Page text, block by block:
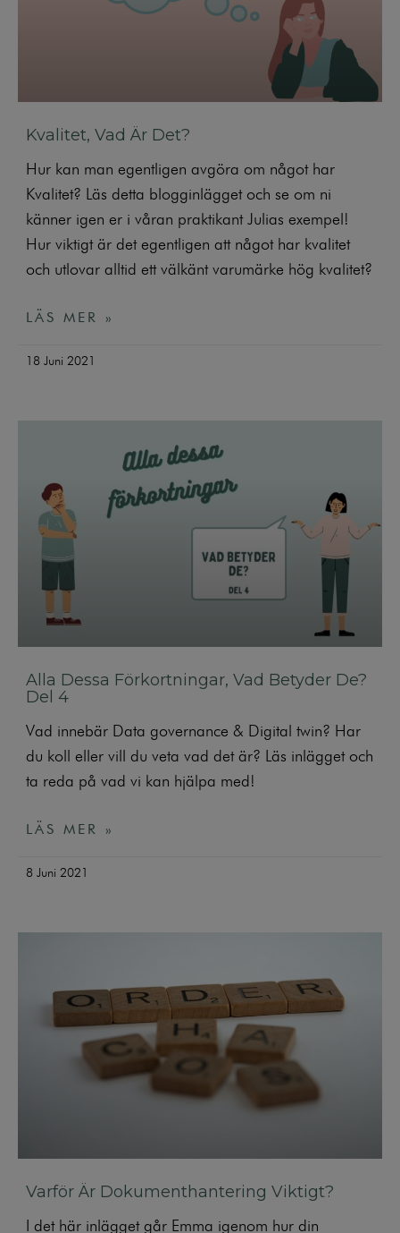
Kvalitet, Vad Är Det?
Hur kan man egentligen avgöra om något har
Kvalitet? Läs detta blogginlägget och se om ni
känner igen er i våran praktikant Julias exempel!
Hur viktigt är det egentligen att något har kvalitet
och utlovar alltid ett välkänt varumärke hög kvalitet?
LÄS MER »
18 Juni 2021
Alla Dessa Förkortningar, Vad Betyder De?
Del 4
Vad innebär Data governance & Digital twin? Har
du koll eller vill du veta vad det är? Läs inlägget och
ta reda på vad vi kan hjälpa med!
LÄS MER »
8 Juni 2021
Varför Är Dokumenthantering Viktigt?
I det här inlägget går Emma igenom hur din